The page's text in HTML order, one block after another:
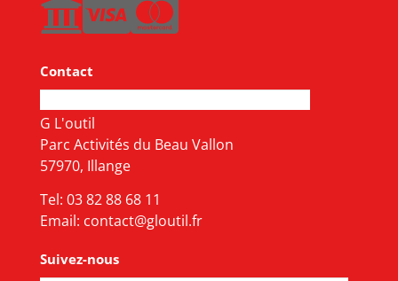
Contact
G L'outil
Parc Activités du Beau Vallon
57970, Illange
Tel: 03 82 88 68 11
Email: contact@gloutil.fr
Suivez-nous